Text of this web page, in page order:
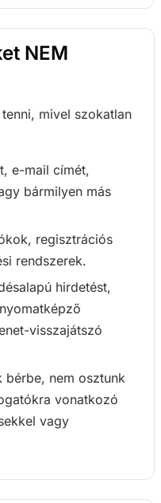
NEM
mivel szokatlan
e-mail címét,
bármilyen más
regisztrációs
rendszerek.
hirdetést,
visszajátszó
bérbe, nem osztunk
vonatkozó
vagy